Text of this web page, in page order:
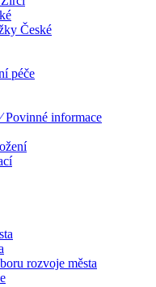
České
péče
Povinné informace
rozvoje města